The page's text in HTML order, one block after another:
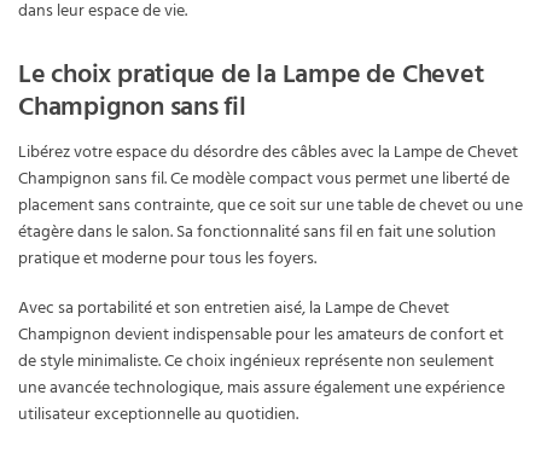
dans leur espace de vie.
Le choix pratique de la Lampe de Chevet
Champignon sans fil
Libérez votre espace du désordre des câbles avec la Lampe de Chevet
Champignon sans fil. Ce modèle compact vous permet une liberté de
placement sans contrainte, que ce soit sur une table de chevet ou une
étagère dans le salon. Sa fonctionnalité sans fil en fait une solution
pratique et moderne pour tous les foyers.
Avec sa portabilité et son entretien aisé, la Lampe de Chevet
Champignon devient indispensable pour les amateurs de confort et
de style minimaliste. Ce choix ingénieux représente non seulement
une avancée technologique, mais assure également une expérience
utilisateur exceptionnelle au quotidien.